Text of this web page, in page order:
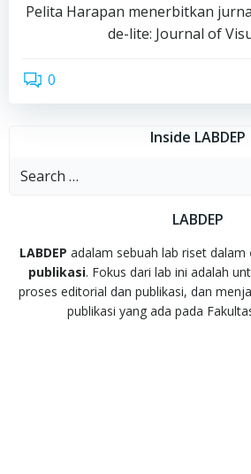
Pelita Harapan menerbitkan
de-lite: Journal of
0
Inside LABDEP
Search
LABDEP
LABDEP adalam sebuah lab riset dalam
publikasi. Fokus dari lab ini adalah
proses editorial dan publikasi, dan
publikasi yang ada pada